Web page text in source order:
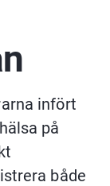
infört
på
både